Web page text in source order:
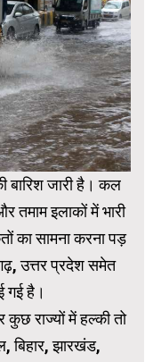
बारिश जारी है। कल
तमाम इलाकों में भारी
का सामना करना पड़
उत्तर प्रदेश समेत
गई है।
कुछ राज्यों में हल्की तो
बिहार, झारखंड,